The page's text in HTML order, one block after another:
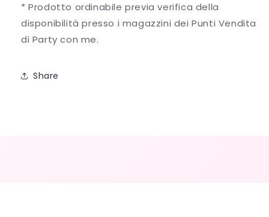
* Prodotto ordinabile previa verifica della
disponibilità presso i magazzini dei Punti Vendita
di Party con me.
Share